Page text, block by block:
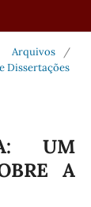
Arquivos
/
Dissertações
UM
A